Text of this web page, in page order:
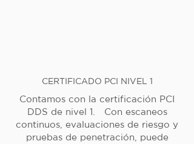
CERTIFICADO PCI NIVEL 1
Contamos con la certificación PCI
DDS de nivel 1. Con escaneos
continuos, evaluaciones de riesgo y
pruebas de penetración, puede